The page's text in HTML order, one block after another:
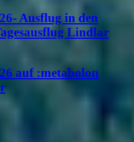
Ausflug in den
Lindlar
auf :metabolon